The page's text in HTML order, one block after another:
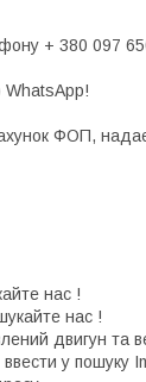
+ 380 097
WhatsApp!
ФОП,
нас !
нас !
двигун та
у пошуку